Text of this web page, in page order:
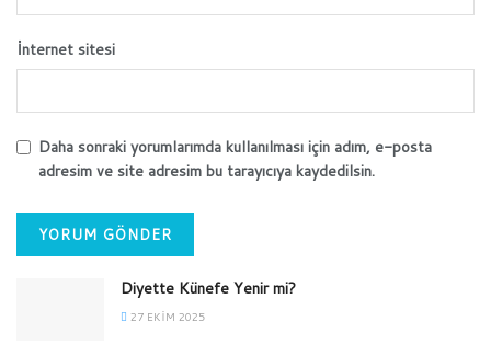
İnternet sitesi
Daha sonraki yorumlarımda kullanılması için adım, e-posta
adresim ve site adresim bu tarayıcıya kaydedilsin.
Diyette Künefe Yenir mi?
27 EKIM 2025